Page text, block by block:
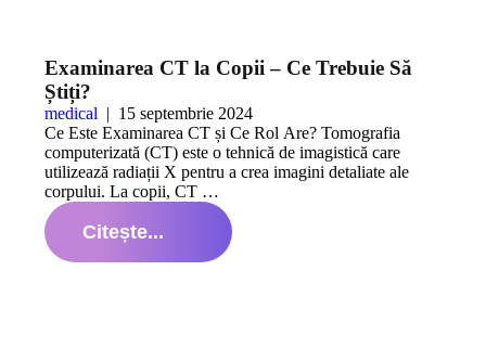
Examinarea CT la Copii – Ce Trebuie Să
Știți?
medical | 15 septembrie 2024
Ce Este Examinarea CT și Ce Rol Are? Tomografia
computerizată (CT) este o tehnică de imagistică care
utilizează radiații X pentru a crea imagini detaliate ale
corpului. La copii, CT …
Citește...